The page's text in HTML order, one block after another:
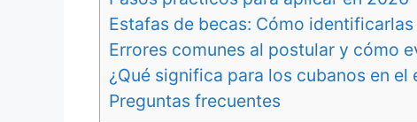
Estafas de becas: Cómo
Errores comunes al postular y cómo
¿Qué significa para los cubanos en el
Preguntas frecuentes